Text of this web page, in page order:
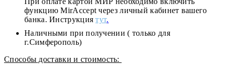
функцию MirAccept через личный кабинет вашего
банка. Инструкциятут.
Наличными при получении ( только для
г.Симферополь)
Способы доставки и стоимость: